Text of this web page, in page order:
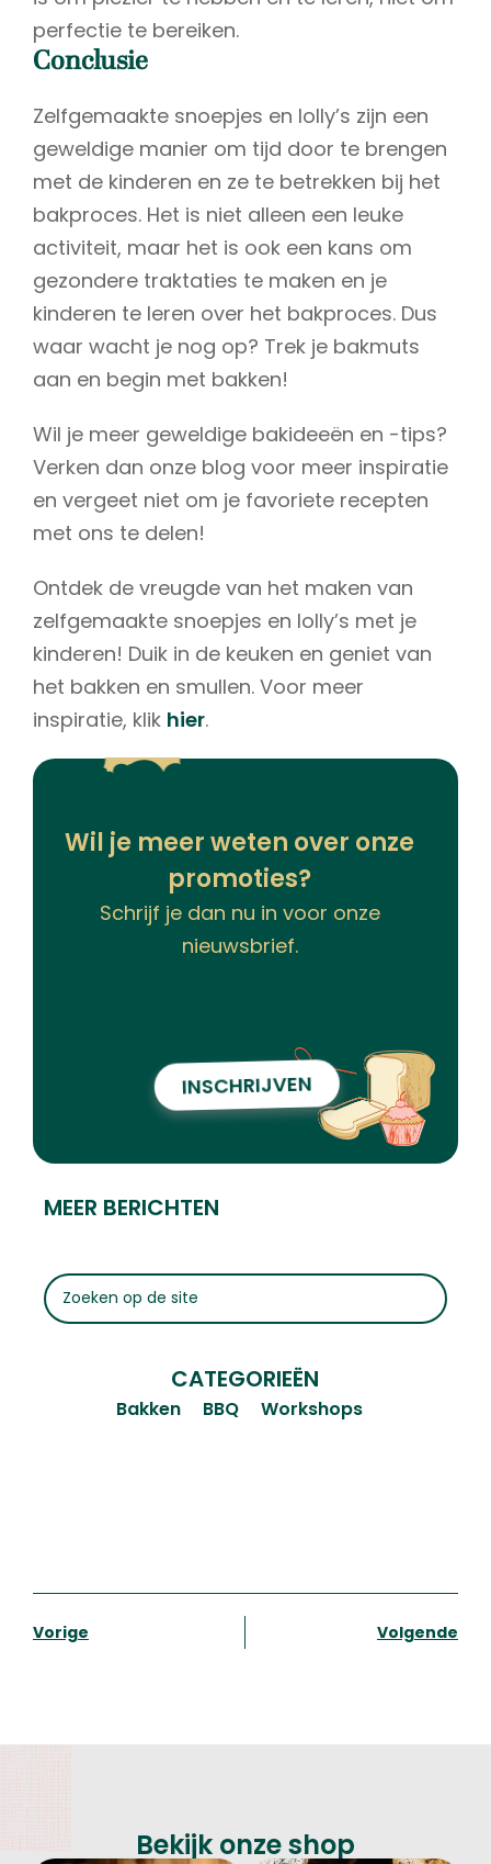
perfectie te bereiken.
Conclusie
Zelfgemaakte snoepjes en lolly’s zijn een
geweldige manier om tijd door te brengen
met de kinderen en ze te betrekken bij het
bakproces. Het is niet alleen een leuke
activiteit, maar het is ook een kans om
gezondere traktaties te maken en je
kinderen te leren over het bakproces. Dus
waar wacht je nog op? Trek je bakmuts
aan en begin met bakken!
Wil je meer geweldige bakideeën en -tips?
Verken dan onze blog voor meer inspiratie
en vergeet niet om je favoriete recepten
met ons te delen!
Ontdek de vreugde van het maken van
zelfgemaakte snoepjes en lolly’s met je
kinderen! Duik in de keuken en geniet van
het bakken en smullen. Voor meer
inspiratie, klik hier.
Wil je meer weten over onze
promoties?
Schrijf je dan nu in voor onze
nieuwsbrief.
INSCHRIJVEN
MEER BERICHTEN
CATEGORIEËN
Bakken BBQ Workshops
Vorige Volgende
Bekijk onze shop